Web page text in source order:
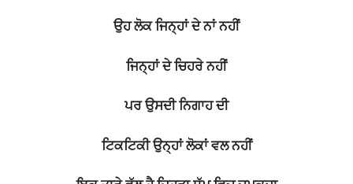
ਉਹ ਲੋਕ ਜਿਨ੍ਹਾਂ ਦੇ ਨਾਂ ਨਹੀਂ
ਜਿਨ੍ਹਾਂ ਦੇ ਚਿਹਰੇ ਨਹੀਂ
ਪਰ ਉਸਦੀ ਨਿਗਾਹ ਦੀ
ਟਿਕਟਿਕੀ ਉਨ੍ਹਾਂ ਲੋਕਾਂ ਵਲ ਨਹੀਂ